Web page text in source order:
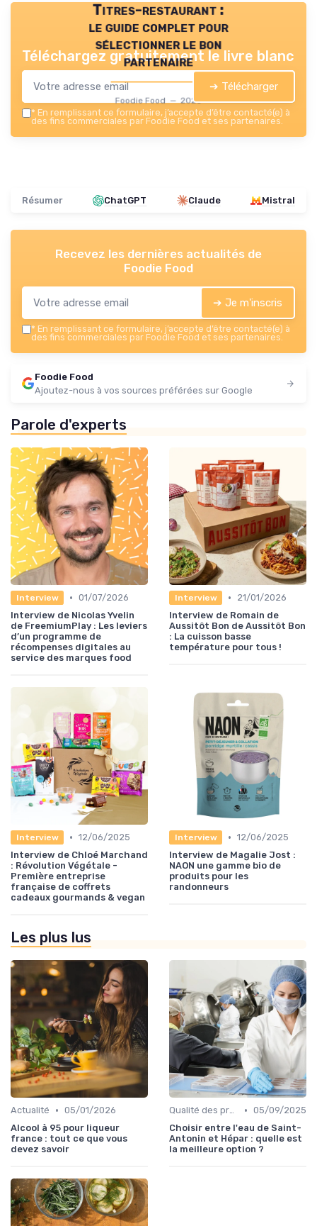
Titres-restaurant :
le guide complet pour
sélectionner le bon
partenaire
Foodie Food — 2026
Téléchargez gratuitement le livre blanc
➔ Télécharger
* En remplissant ce formulaire, j’accepte d’être contacté(e) à
des fins commerciales par Foodie Food et ses partenaires.
Résumer ChatGPT Claude Mistral
Recevez les dernières actualités de
Foodie Food
➔ Je m'inscris
* En remplissant ce formulaire, j’accepte d’être contacté(e) à
des fins commerciales par Foodie Food et ses partenaires.
Foodie Food
Ajoutez-nous à vos sources préférées sur Google
Parole d'experts
Interview • 01/07/2026
Interview de Nicolas Yvelin
de FreemiumPlay : Les leviers
d’un programme de
récompenses digitales au
service des marques food
Interview •
21/01/2026
Interview de Romain de
Aussitôt Bon de Aussitôt Bon
: La cuisson basse
température pour tous !
Interview • 12/06/2025
Interview de Chloé Marchand
: Révolution Végétale -
Première entreprise
française de coffrets
cadeaux gourmands & vegan
Interview • 12/06/2025
Interview de Magalie Jost :
NAON une gamme bio de
produits pour les
randonneurs
Les plus lus
Actualité • 05/01/2026
Alcool à 95 pour liqueur
france : tout ce que vous
devez savoir
Qualité des produits • 05/09/2025
Choisir entre l'eau de Saint-
Antonin et Hépar : quelle est
la meilleure option ?